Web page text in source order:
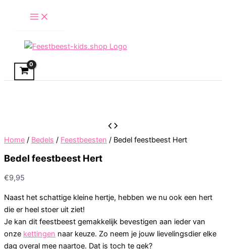
Home / Bedels / Feestbeesten / Bedel feestbeest Hert
Bedel feestbeest Hert
€9,95
Naast het schattige kleine hertje, hebben we nu ook een hert
die er heel stoer uit ziet!
Je kan dit feestbeest gemakkelijk bevestigen aan ieder van
onze kettingen naar keuze. Zo neem je jouw lievelingsdier elke
dag overal mee naartoe. Dat is toch te gek?